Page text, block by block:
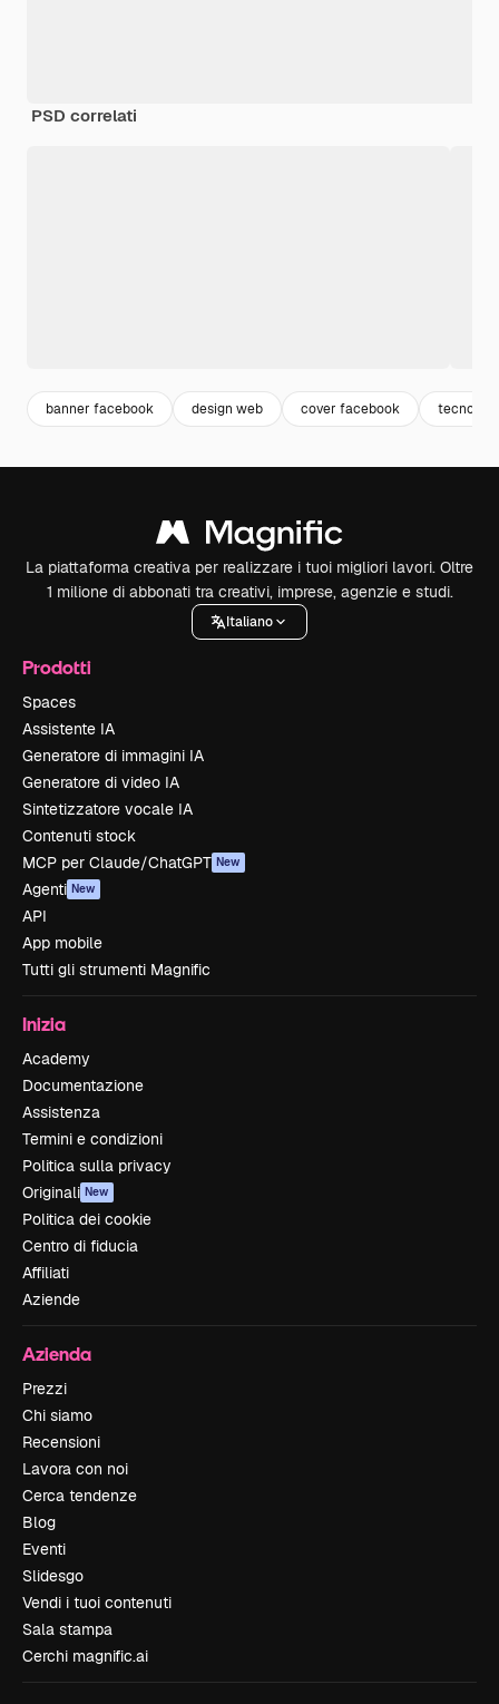
PSD correlati
banner facebook design web cover facebook
La piattaforma creativa per realizzare i tuoi migliori lavori. Oltre
1 milione di abbonati tra creativi, imprese, agenzie e studi.
Italiano
Prodotti
Spaces
Assistente IA
Generatore di immagini IA
Generatore di video IA
Sintetizzatore vocale IA
Contenuti stock
MCP per Claude/ChatGPT New
Agenti New
API
App mobile
Tutti gli strumenti Magnific
Inizia
Academy
Documentazione
Assistenza
Termini e condizioni
Politica sulla privacy
Originali New
Politica dei cookie
Centro di fiducia
Affiliati
Aziende
Azienda
Prezzi
Chi siamo
Recensioni
Lavora con noi
Cerca tendenze
Blog
Eventi
Slidesgo
Vendi i tuoi contenuti
Sala stampa
Cerchi magnific.ai